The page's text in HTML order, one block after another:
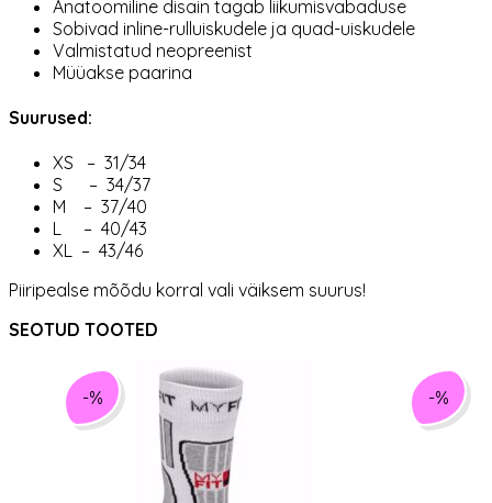
Anatoomiline disain tagab liikumisvabaduse
Sobivad inline-rulluiskudele ja quad-uiskudele
Valmistatud neopreenist
Müüakse paarina
Suurused:
XS – 31/34
S – 34/37
M – 37/40
L – 40/43
XL – 43/46
Piiripealse mõõdu korral vali väiksem suurus!
SEOTUD TOOTED
-% -%